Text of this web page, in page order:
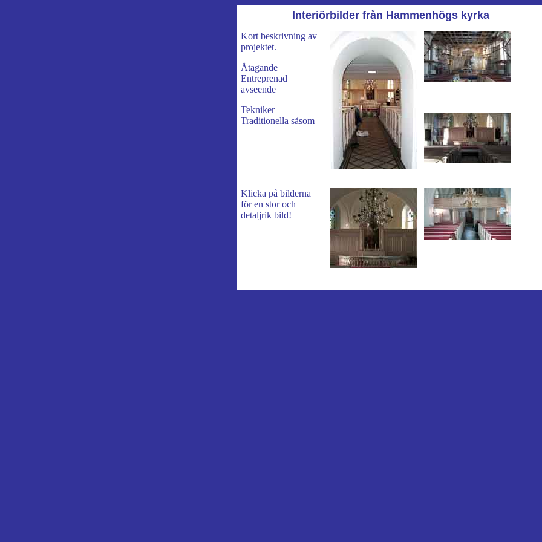
Interiörbilder från Hammenhögs kyrka
Kort beskrivning av
projektet.
Åtagande
Entreprenad
avseende
Tekniker
Traditionella såsom
Klicka på bilderna
för en stor och
detaljrik bild!